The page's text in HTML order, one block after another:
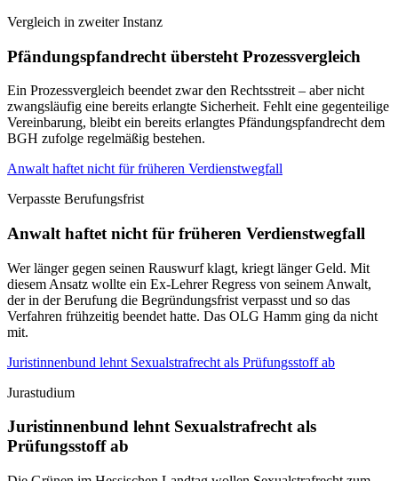
Vergleich in zweiter Instanz
Pfändungspfandrecht übersteht Prozessvergleich
Ein Prozessvergleich beendet zwar den Rechtsstreit – aber nicht
zwangsläufig eine bereits erlangte Sicherheit. Fehlt eine gegenteilige
Vereinbarung, bleibt ein bereits erlangtes Pfändungspfandrecht dem
BGH zufolge regelmäßig bestehen.
Anwalt haftet nicht für früheren Verdienstwegfall
Verpasste Berufungsfrist
Anwalt haftet nicht für früheren Verdienstwegfall
Wer länger gegen seinen Rauswurf klagt, kriegt länger Geld. Mit
diesem Ansatz wollte ein Ex-Lehrer Regress von seinem Anwalt,
der in der Berufung die Begründungsfrist verpasst und so das
Verfahren frühzeitig beendet hatte. Das OLG Hamm ging da nicht
mit.
Juristinnenbund lehnt Sexualstrafrecht als Prüfungsstoff ab
Jurastudium
Juristinnenbund lehnt Sexualstrafrecht als
Prüfungsstoff ab